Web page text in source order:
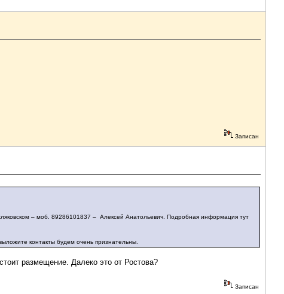
Записан
– моб. 89286101837 – Алексей Анатольевич. Подробная информация тут
контакты будем очень признательны.
размещение. Далеко это от Ростова?
Записан